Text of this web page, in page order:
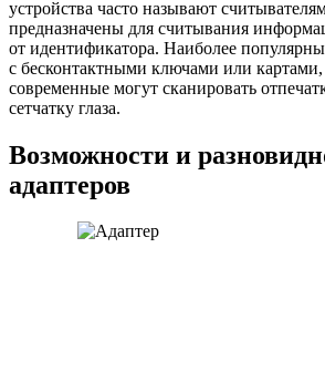
устройства часто называют
предназначены для считывания
от идентификатора. Наиболее
с бесконтактными ключами или
современные могут сканировать
сетчатку глаза.
Возможности и
адаптеров